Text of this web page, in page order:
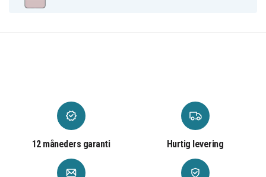
12 måneders garanti Hurtig levering